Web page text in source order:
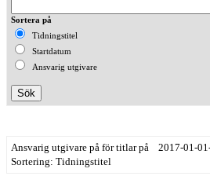
Sortera på
Tidningstitel
Startdatum
Ansvarig utgivare
Ansvarig utgivare på för titlar på 2017-01-
Sortering: Tidningstitel